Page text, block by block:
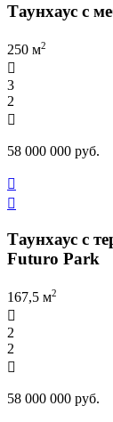
Таунхаус с
250 м2

3
2

58 000 000 руб.


Таунхаус с
Futuro Park
167,5 м2

2
2

58 000 000 руб.